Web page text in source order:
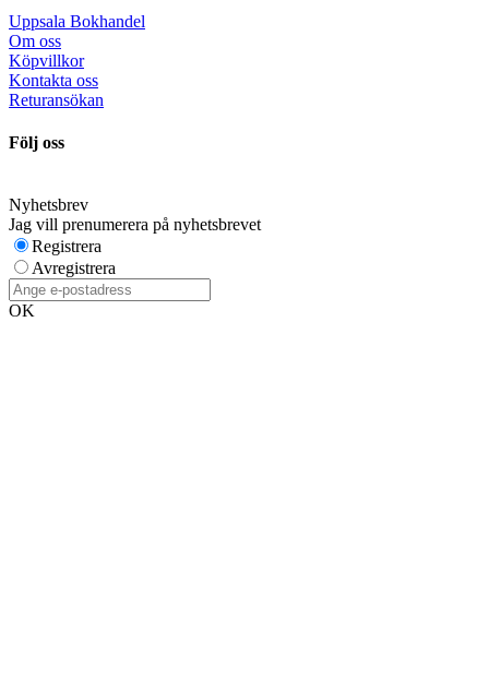
Uppsala Bokhandel
Om oss
Köpvillkor
Kontakta oss
Returansökan
Följ oss
Nyhetsbrev
Jag vill prenumerera på nyhetsbrevet
Registrera
Avregistrera
OK